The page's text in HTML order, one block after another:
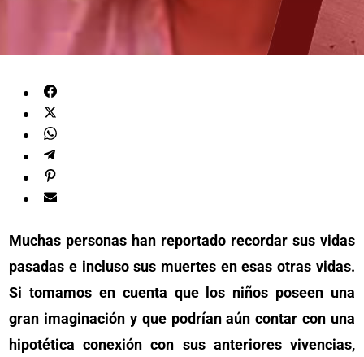
Muchas personas han reportado recordar sus vidas
pasadas e incluso sus muertes en esas otras vidas.
Si tomamos en cuenta que los niños poseen una
gran imaginación y que podrían aún contar con una
hipotética conexión con sus anteriores vivencias,